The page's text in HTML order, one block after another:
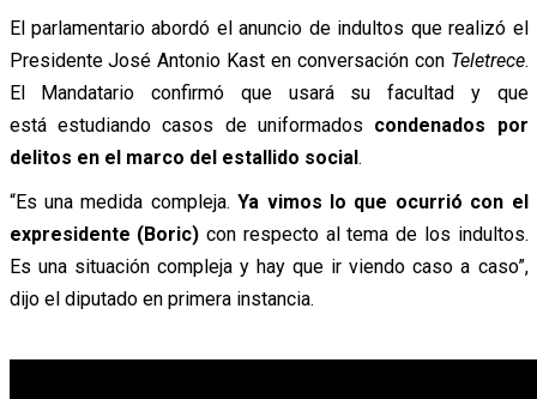
El parlamentario abordó el anuncio de indultos que realizó el
Presidente José Antonio Kast en conversación con Teletrece.
El Mandatario confirmó que usará su facultad y que
está estudiando casos de uniformados condenados por
delitos en el marco del estallido social.
“Es una medida compleja.Ya vimos lo que ocurrió con el
expresidente (Boric) con respecto al tema de los indultos.
Es una situación compleja y hay que ir viendo caso a caso”,
dijo el diputado en primera instancia.